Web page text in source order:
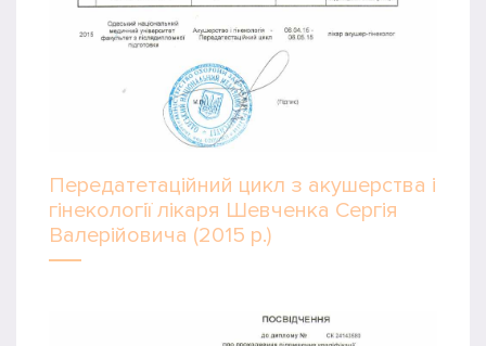
Передатетаційний цикл з акушерства і
гінекології лікаря Шевченка Сергія
Валерійовича (2015 р.)